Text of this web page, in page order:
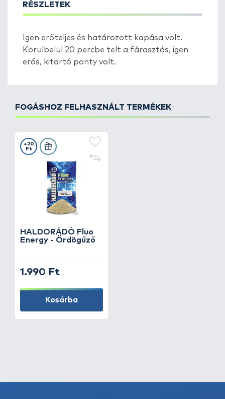
RÉSZLETEK
Igen erőteljes és határozott kapása volt.
Körülbelül 20 percbe telt a fárasztás, igen
erős, kitartó ponty volt.
FOGÁSHOZ FELHASZNÁLT TERMÉKEK
HALDORÁDÓ Fluo
Energy - Ördögűző
+20
Ft
1.990 Ft
Kosárba